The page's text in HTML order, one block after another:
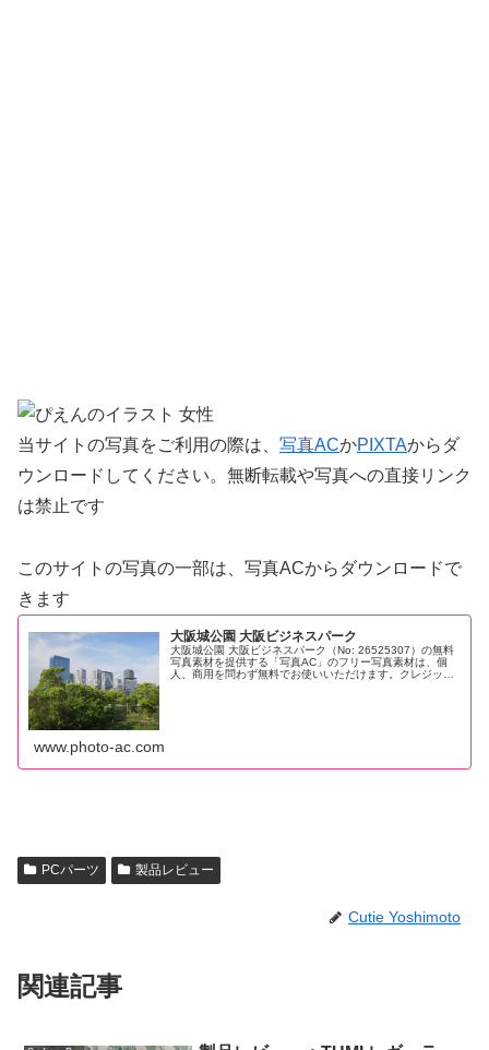
当サイトの写真をご利用の際は、 写真ACかPIXTAからダ
ウンロードしてください。無断転載や写真への直接リンク
は禁止です
このサイトの写真の一部は、写真ACからダウンロードで
きます
大阪城公園 大阪ビジネスパーク
大阪城公園 大阪ビジネスパーク（No: 26525307）の無料
写真素材を提供する「写真AC」のフリー写真素材は、個
人、商用を問わず無料でお使いいただけます。クレジット
www.photo-ac.com
PCパーツ 製品レビュー
Cutie Yoshimoto
関連記事